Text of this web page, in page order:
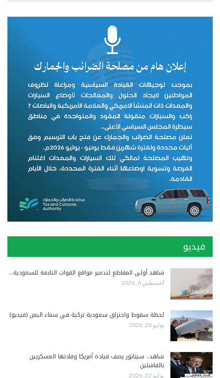
فيديو
شاهد أولى المقاطع لتدمير مواقع القوات التابعة للسعودية…
أغسطس 6, 2026
لحظة سقوط واحتراق سعودية تركية في سماء اليمن (فيديو)
يوليو 26, 2026
شاهد.. سيناتور يصف قيادة أمريكا وقادتها العسكريين
بالفاشلين
يوليو 22, 2026